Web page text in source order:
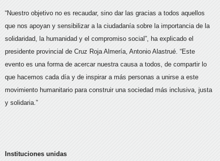
“Nuestro objetivo no es recaudar, sino dar las gracias a todos aquellos
que nos apoyan y sensibilizar a la ciudadanía sobre la importancia de la
solidaridad, la humanidad y el compromiso social”, ha explicado el
presidente provincial de Cruz Roja Almería, Antonio Alastrué. “Este
evento es una forma de acercar nuestra causa a todos, de compartir lo
que hacemos cada día y de inspirar a más personas a unirse a este
movimiento humanitario para construir una sociedad más inclusiva, justa
y solidaria.”
Instituciones unidas